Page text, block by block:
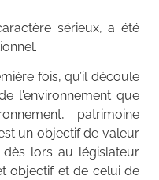
sérieux, a été
fois, qu’il découle
l'environnement que
patrimoine
un objectif de valeur
lors au législateur
objectif et de celui de